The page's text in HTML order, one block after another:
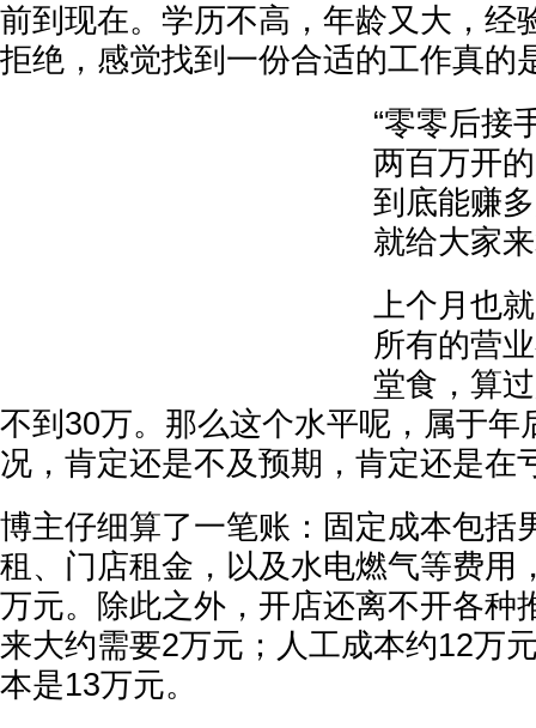
前到现在。学历不高，年龄又大，经
拒绝，感觉找到一份合适的工作真的
“零零后接
两百万开
到底能赚
就给大家
上个月也
所有的营
堂食，算
不到30万。那么这个水平呢，属于年
况，肯定还是不及预期，肯定还是在
博主仔细算了一笔账：固定成本包括
租、门店租金，以及水电燃气等费用
万元。除此之外，开店还离不开各种
来大约需要2万元；人工成本约12万
本是13万元。